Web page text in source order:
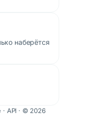
наберётся
· API · © 2026